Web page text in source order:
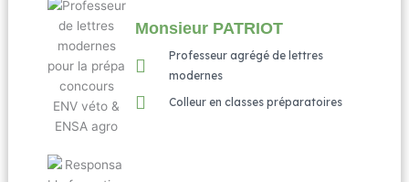
Monsieur PATRIOT
Professeur agrégé de lettres
modernes
Colleur en classes préparatoires